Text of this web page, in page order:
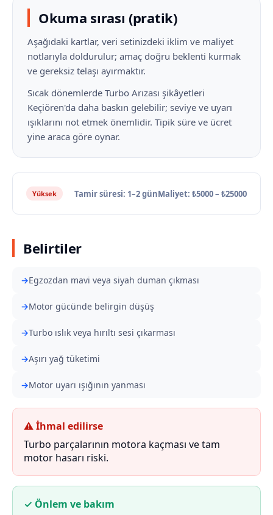
Okuma sırası (pratik)
Aşağıdaki kartlar, veri setinizdeki iklim ve maliyet
notlarıyla doldurulur; amaç doğru beklenti kurmak
ve gereksiz telaşı ayırmaktır.
Sıcak dönemlerde Turbo Arızası şikâyetleri
Keçiören'da daha baskın gelebilir; seviye ve uyarı
ışıklarını not etmek önemlidir. Tipik süre ve ücret
yine araca göre oynar.
Yüksek Tamir süresi: 1–2 günMaliyet: ₺5000 – ₺25000
Belirtiler
Egzozdan mavi veya siyah duman çıkması
Motor gücünde belirgin düşüş
Turbo ıslık veya hırıltı sesi çıkarması
Aşırı yağ tüketimi
Motor uyarı ışığının yanması
⚠ İhmal edilirse
Turbo parçalarının motora kaçması ve tam
motor hasarı riski.
✓ Önlem ve bakım